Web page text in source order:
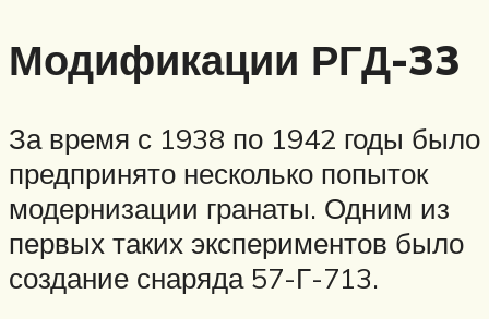
Модификации РГД-33
За время с 1938 по 1942 годы было
предпринято несколько попыток
модернизации гранаты. Одним из
первых таких экспериментов было
создание снаряда 57-Г-713.